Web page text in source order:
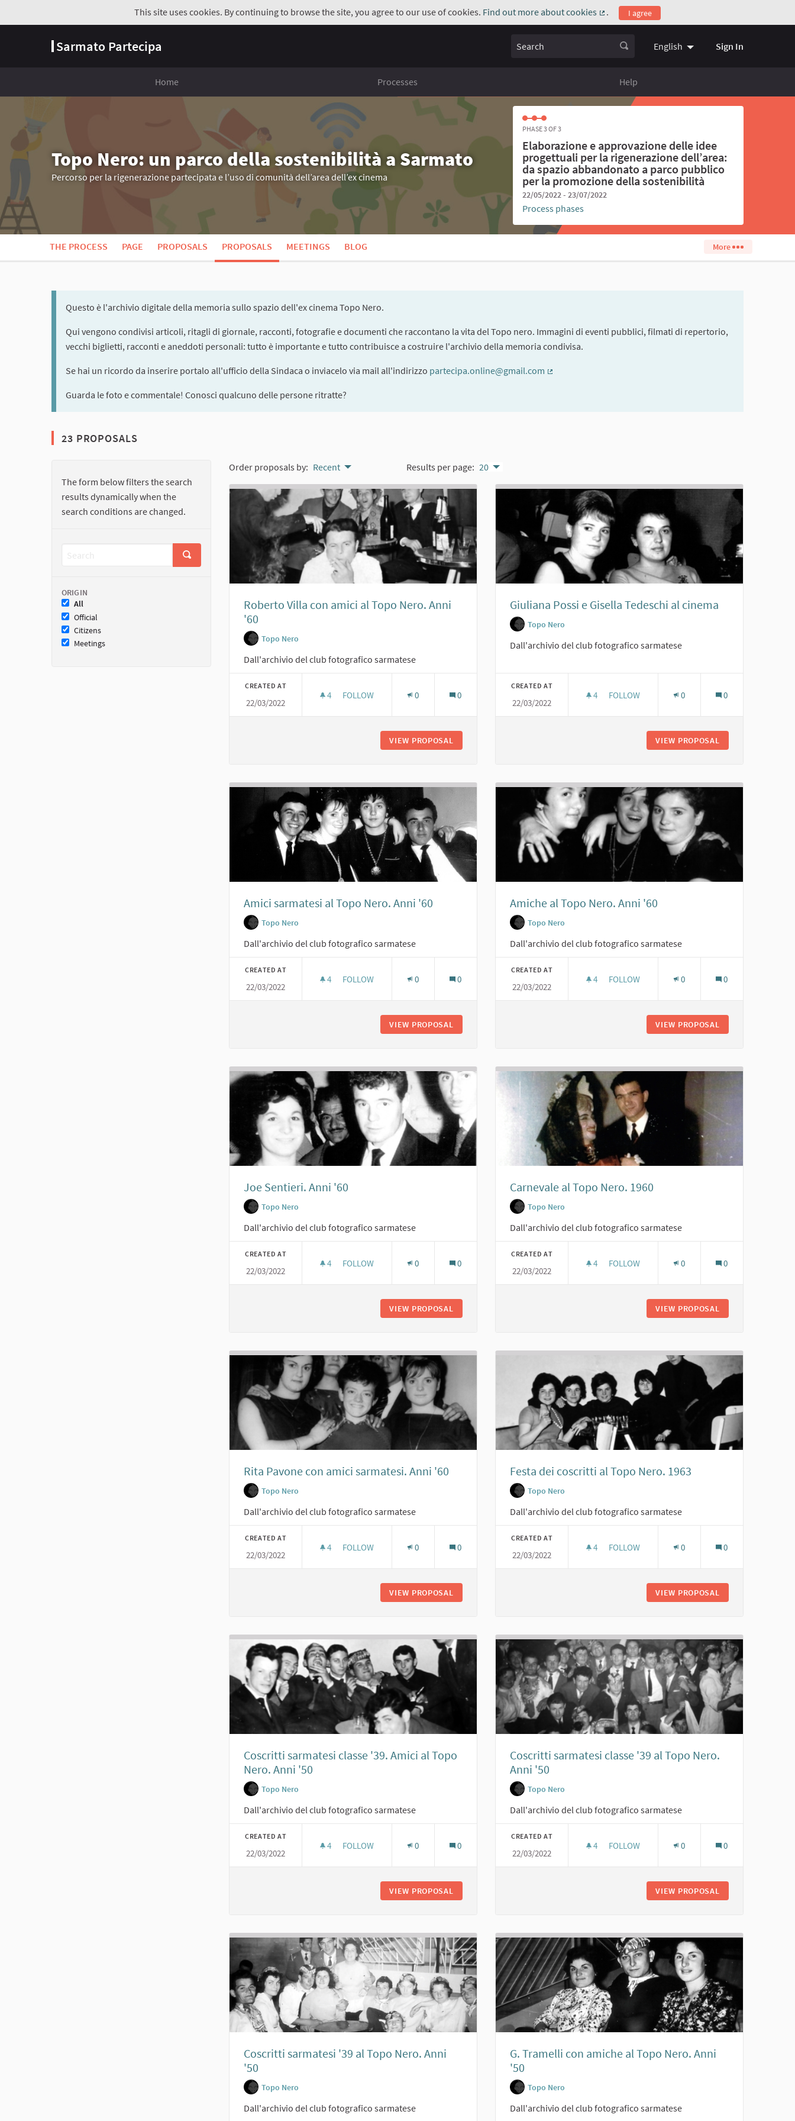
This site uses cookies. By continuing to browse the site, you agree to our use of cookies. Find out more about cookies
(External link)
. I agree
Sarmato Partecipa Search English Choose language
Sign In
Home Processes Help
Topo Nero: un parco della sostenibilità a Sarmato
Percorso per la rigenerazione partecipata e l’uso di comunità dell’area dell’ex cinema
PHASE 3 OF 3
Elaborazione e approvazione delle idee
progettuali per la rigenerazione dell’area:
da spazio abbandonato a parco pubblico
per la promozione della sostenibilità
22/05/2022 - 23/07/2022
Process phases
THE PROCESS PAGE PROPOSALS PROPOSALS MEETINGS BLOG More
Questo è l'archivio digitale della memoria sullo spazio dell'ex cinema Topo Nero.
Qui vengono condivisi articoli, ritagli di giornale, racconti, fotografie e documenti che raccontano la vita del Topo nero. Immagini di eventi pubblici, filmati di repertorio,
vecchi biglietti, racconti e aneddoti personali: tutto è importante e tutto contribuisce a costruire l'archivio della memoria condivisa.
Se hai un ricordo da inserire portalo all'ufficio della Sindaca o inviacelo via mail all'indirizzo partecipa.online@gmail.com
Guarda le foto e commentale! Conosci qualcuno delle persone ritratte?
23 PROPOSALS
The form below filters the search
results dynamically when the
search conditions are changed.
ORIGIN
All
Official
Citizens
Meetings
Order proposals by: Recent Results per page: 20
Roberto Villa con amici al Topo Nero. Anni
'60
Topo Nero
Dall'archivio del club fotografico sarmatese
CREATED AT
22/03/2022
4 4 FOLLOWERS
FOLLOW
ROBERTO VILLA CON AMICI AL TOPO NERO. ANNI '60
0 0
VIEW PROPOSAL ROBERTO VILLA CON AMICI AL TOPO NERO. ANNI '60
Giuliana Possi e Gisella Tedeschi al cinema
Topo Nero
Dall'archivio del club fotografico sarmatese
CREATED AT
22/03/2022
4 4 FOLLOWERS
FOLLOW 0 0
VIEW PROPOSAL
Amici sarmatesi al Topo Nero. Anni '60
Topo Nero
Dall'archivio del club fotografico sarmatese
CREATED AT
22/03/2022
4 4 FOLLOWERS
FOLLOW 0 0
VIEW PROPOSAL
Amiche al Topo Nero. Anni '60
Topo Nero
Dall'archivio del club fotografico sarmatese
CREATED AT
22/03/2022
4 4 FOLLOWERS
FOLLOW 0 0
VIEW PROPOSAL
Joe Sentieri. Anni '60
Topo Nero
Dall'archivio del club fotografico sarmatese
CREATED AT
22/03/2022
4 4 FOLLOWERS
FOLLOW 0 0
VIEW PROPOSAL
Carnevale al Topo Nero. 1960
Topo Nero
Dall'archivio del club fotografico sarmatese
CREATED AT
22/03/2022
4 4 FOLLOWERS
FOLLOW 0 0
VIEW PROPOSAL
Rita Pavone con amici sarmatesi. Anni '60
Topo Nero
Dall'archivio del club fotografico sarmatese
CREATED AT
22/03/2022
4 4 FOLLOWERS
FOLLOW
RITA PAVONE CON AMICI SARMATESI. ANNI '60
0 0
VIEW PROPOSAL
Festa dei coscritti al Topo Nero. 1963
Topo Nero
Dall'archivio del club fotografico sarmatese
CREATED AT
22/03/2022
4 4 FOLLOWERS
FOLLOW 0 0
VIEW PROPOSAL
Coscritti sarmatesi classe '39. Amici al Topo
Nero. Anni '50
Topo Nero
Dall'archivio del club fotografico sarmatese
CREATED AT
22/03/2022
4 4 FOLLOWERS
FOLLOW
COSCRITTI SARMATESI CLASSE '39. AMICI AL TOPO NERO. ANNI '50
0 0
VIEW PROPOSAL COSCRITTI SARMATESI CLASSE '39. AMICI AL TOPO NERO. ANNI '50
Coscritti sarmatesi classe '39 al Topo Nero.
Anni '50
Topo Nero
Dall'archivio del club fotografico sarmatese
CREATED AT
22/03/2022
4 4 FOLLOWERS
FOLLOW 0 0
VIEW PROPOSAL
Coscritti sarmatesi '39 al Topo Nero. Anni
'50
Topo Nero
Dall'archivio del club fotografico sarmatese
G. Tramelli con amiche al Topo Nero. Anni
'50
Topo Nero
Dall'archivio del club fotografico sarmatese